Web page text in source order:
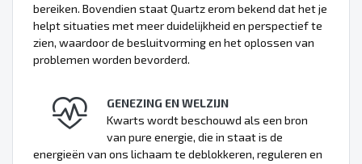
bereiken. Bovendien staat Quartz erom bekend dat het je
helpt situaties met meer duidelijkheid en perspectief te
zien, waardoor de besluitvorming en het oplossen van
problemen worden bevorderd.
GENEZING EN WELZIJN
Kwarts wordt beschouwd als een bron
van pure energie, die in staat is de
energieën van ons lichaam te deblokkeren, reguleren en